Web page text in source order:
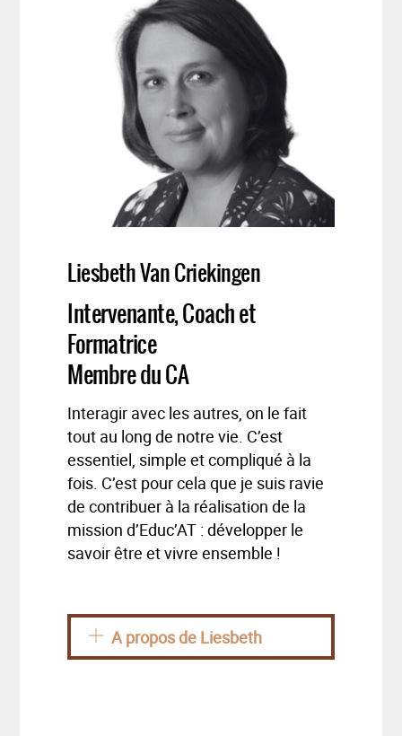
Liesbeth Van Criekingen
Intervenante, Coach et
Formatrice
Membre du CA
Interagir avec les autres, on le fait
tout au long de notre vie. C’est
essentiel, simple et compliqué à la
fois. C’est pour cela que je suis ravie
de contribuer à la réalisation de la
mission d’Educ’AT : développer le
savoir être et vivre ensemble !
A propos de Liesbeth